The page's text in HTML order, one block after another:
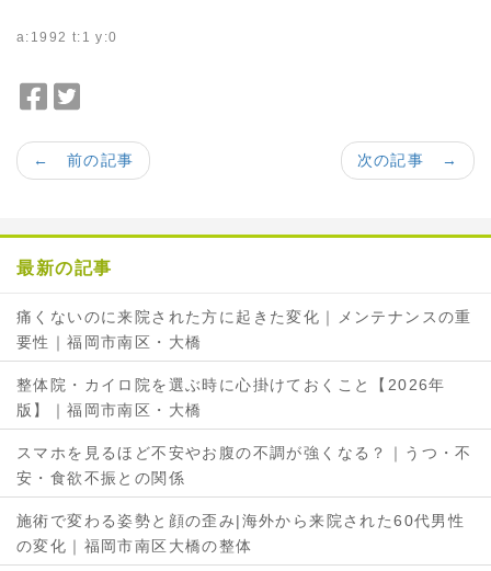
a:1992 t:1 y:0
c
e
o
k
シ
ェ
i
t
r
で
ェ
ア
次の記事 →
← 前の記事
最新の記事
痛くないのに来院された方に起きた変化｜メンテナンスの重
要性｜福岡市南区・大橋
整体院・カイロ院を選ぶ時に心掛けておくこと【2026年
版】｜福岡市南区・大橋
スマホを見るほど不安やお腹の不調が強くなる？｜うつ・不
安・食欲不振との関係
施術で変わる姿勢と顔の歪み|海外から来院された60代男性
の変化｜福岡市南区大橋の整体